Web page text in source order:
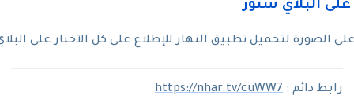
الصورة لتحميل تطبيق النهار للإطلاع على كل الآخبار على
رابط دائم : https://nhar.tv/cuWW7